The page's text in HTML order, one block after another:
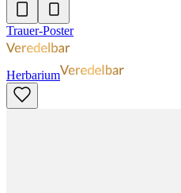
Trauer-Poster
Herbarium